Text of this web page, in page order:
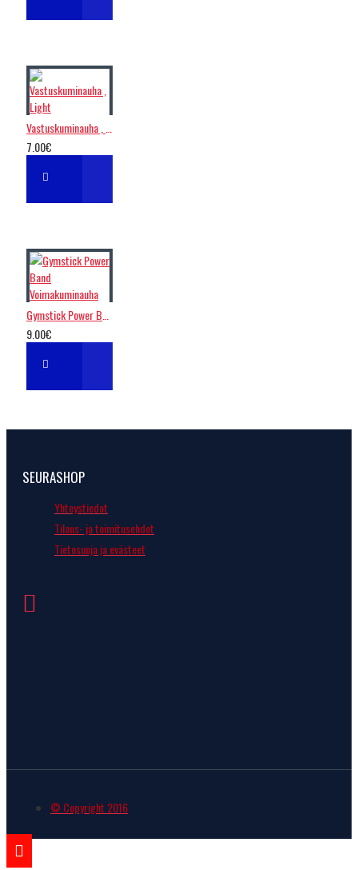
7.00€
9.00€
SEURASHOP
Yhteystiedot
Tilaus- ja toimitusehdot
Tietosuoja ja evästeet
© Copyright 2016